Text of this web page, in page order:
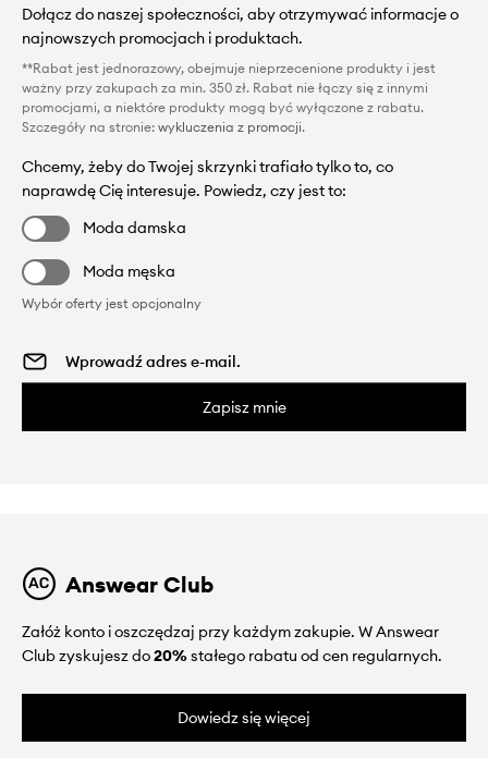
Dołącz do naszej społeczności, aby otrzymywać informacje o
najnowszych promocjach i produktach.
**Rabat jest jednorazowy, obejmuje nieprzecenione produkty i jest
ważny przy zakupach za min. 350 zł. Rabat nie łączy się z innymi
promocjami, a niektóre produkty mogą być wyłączone z rabatu.
Szczegóły na stronie: wykluczenia z promocji.
Chcemy, żeby do Twojej skrzynki trafiało tylko to, co
naprawdę Cię interesuje. Powiedz, czy jest to:
Moda damska
Moda męska
Wybór oferty jest opcjonalny
Zapisz mnie
Answear Club
Załóż konto i oszczędzaj przy każdym zakupie. W Answear
Club zyskujesz do20%stałego rabatu od cen regularnych.
Dowiedz się więcej